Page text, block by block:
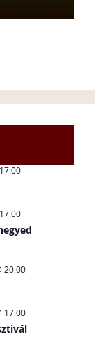
20:00
17:00